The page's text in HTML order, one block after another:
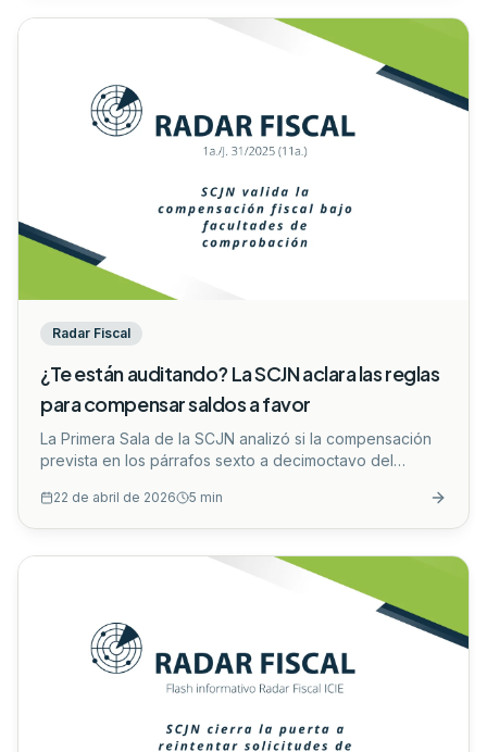
Radar Fiscal
¿Te están auditando? La SCJN aclara las reglas
para compensar saldos a favor
La Primera Sala de la SCJN analizó si la compensación
prevista en los párrafos sexto a decimoctavo del
vulnera el principio de igualdad. Estos párrafos regulan
un mecanismo específico para que los contribuyentes
comprobación (como visitas domiciliarias o revisiones
de gabinete) puedan optar por corregir su situación
fiscal compensando las cantidades que tengan a su
22 de abril de 2026 5 min